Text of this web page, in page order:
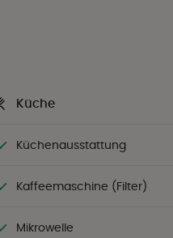
Küche
Küchenausstattung
Kaffeemaschine (Filter)
Mikrowelle